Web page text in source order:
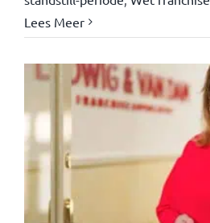
Lees Meer